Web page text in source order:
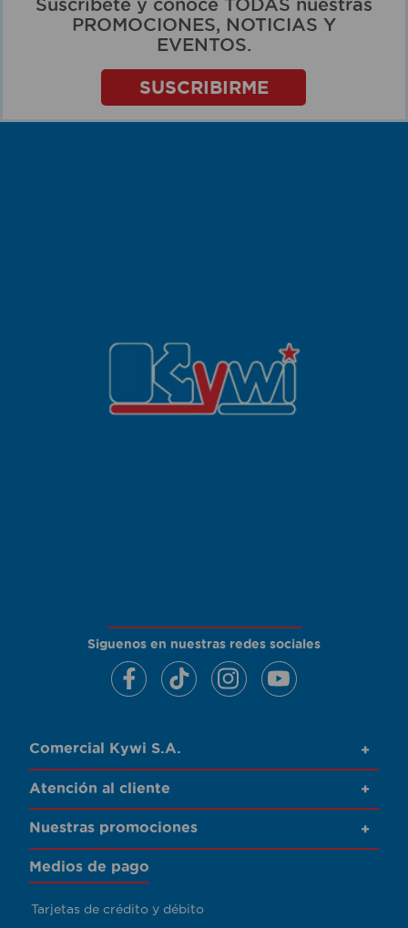
Suscríbete y conoce TODAS nuestras
PROMOCIONES, NOTICIAS Y
EVENTOS.
SUSCRIBIRME
Siguenos en nuestras redes sociales
Comercial Kywi S.A. +
Atención al cliente +
Nuestras promociones +
Medios de pago
Tarjetas de crédito y débito